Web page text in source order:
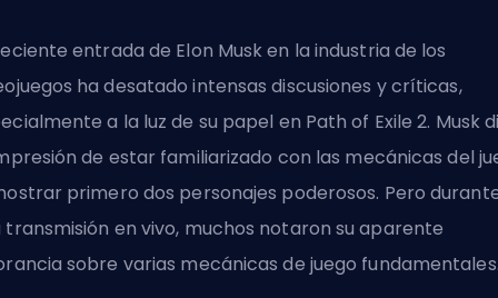
entrada de Elon Musk en la industria de los
ha desatado intensas discusiones y críticas,
a la luz de su papel en Path of Exile 2. Musk
de estar familiarizado con las mecánicas del
primero dos personajes poderosos. Pero
transmisión en vivo, muchos notaron su aparente
sobre varias mecánicas de juego fundamentales.